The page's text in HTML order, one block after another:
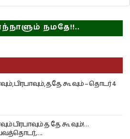
நமதே!!..
பிரபாவும், த.தே. கூ வும் – தொடர் 4
பிரபாவும் த. தே. கூ வும்!…